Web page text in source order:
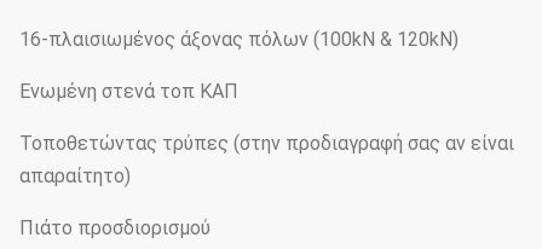
16-πλαισιωμένος άξονας πόλων (100kN & 120kN)
Ενωμένη στενά τοπ ΚΑΠ
Τοποθετώντας τρύπες (στην προδιαγραφή σας αν είναι
απαραίτητο)
Πιάτο προσδιορισμού